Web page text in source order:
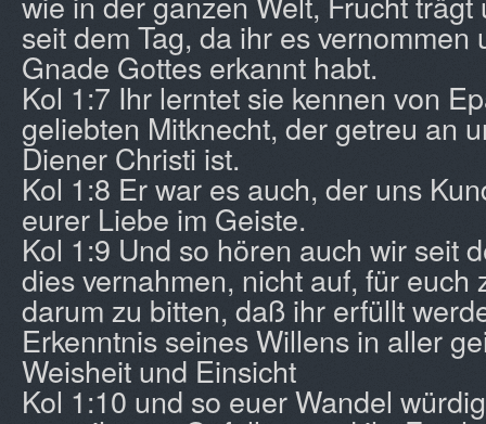
seit dem Tag, da ihr es vernommen
Gnade Gottes erkannt habt.
Kol 1:7 Ihr lerntet sie kennen von
geliebten Mitknecht, der getreu an
Diener Christi ist.
Kol 1:8 Er war es auch, der uns
eurer Liebe im Geiste.
Kol 1:9 Und so hören auch wir seit
dies vernahmen, nicht auf, für euch
darum zu bitten, daß ihr erfüllt
Erkenntnis seines Willens in aller
Weisheit und Einsicht
Kol 1:10 und so euer Wandel